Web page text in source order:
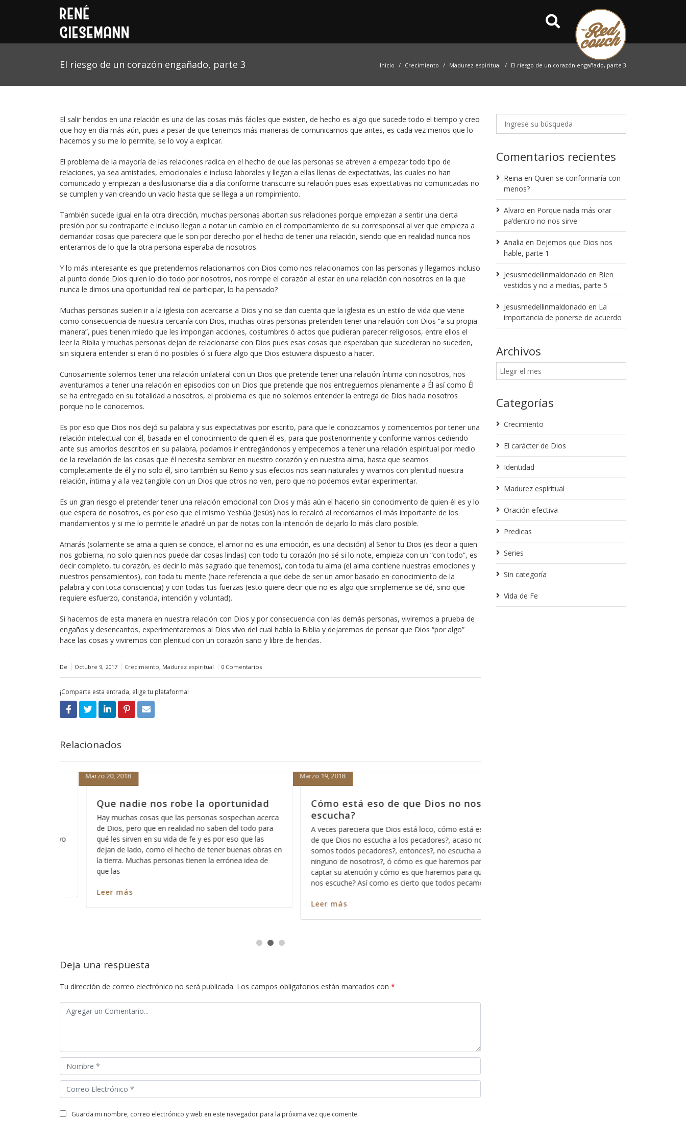
El riesgo de un corazón engañado, parte 3 Inicio Crecimiento Madurez espiritual El riesgo de un corazón engañado, parte 3
El salir heridos en una relación es una de las cosas más fáciles que existen, de hecho es algo que sucede todo el tiempo y creo
que hoy en día más aún, pues a pesar de que tenemos más maneras de comunicarnos que antes, es cada vez menos que lo
hacemos y su me lo permite, se lo voy a explicar.
El problema de la mayoría de las relaciones radica en el hecho de que las personas se atreven a empezar todo tipo de
relaciones, ya sea amistades, emocionales e incluso laborales y llegan a ellas llenas de expectativas, las cuales no han
comunicado y empiezan a desilusionarse día a día conforme transcurre su relación pues esas expectativas no comunicadas no
se cumplen y van creando un vacío hasta que se llega a un rompimiento.
También sucede igual en la otra dirección, muchas personas abortan sus relaciones porque empiezan a sentir una cierta
presión por su contraparte e incluso llegan a notar un cambio en el comportamiento de su corresponsal al ver que empieza a
demandar cosas que pareciera que le son por derecho por el hecho de tener una relación, siendo que en realidad nunca nos
enteramos de lo que la otra persona esperaba de nosotros.
Y lo más interesante es que pretendemos relacionarnos con Dios como nos relacionamos con las personas y llegamos incluso
al punto donde Dios quien lo dio todo por nosotros, nos rompe el corazón al estar en una relación con nosotros en la que
nunca le dimos una oportunidad real de participar, lo ha pensado?
Muchas personas suelen ir a la iglesia con acercarse a Dios y no se dan cuenta que la iglesia es un estilo de vida que viene
como consecuencia de nuestra cercanía con Dios, muchas otras personas pretenden tener una relación con Dios “a su propia
manera”, pues tienen miedo que les impongan acciones, costumbres ó actos que pudieran parecer religiosos, entre ellos el
leer la Biblia y muchas personas dejan de relacionarse con Dios pues esas cosas que esperaban que sucedieran no suceden,
sin siquiera entender si eran ó no posibles ó si fuera algo que Dios estuviera dispuesto a hacer.
Curiosamente solemos tener una relación unilateral con un Dios que pretende tener una relación íntima con nosotros, nos
aventuramos a tener una relación en episodios con un Dios que pretende que nos entreguemos plenamente a Él así como Él
se ha entregado en su totalidad a nosotros, el problema es que no solemos entender la entrega de Dios hacia nosotros
porque no le conocemos.
Es por eso que Dios nos dejó su palabra y sus expectativas por escrito, para que le conozcamos y comencemos por tener una
relación intelectual con él, basada en el conocimiento de quien él es, para que posteriormente y conforme vamos cediendo
ante sus amoríos descritos en su palabra, podamos ir entregándonos y empecemos a tener una relación espiritual por medio
de la revelación de las cosas que él necesita sembrar en nuestro corazón y en nuestra alma, hasta que seamos
completamente de él y no solo él, sino también su Reino y sus efectos nos sean naturales y vivamos con plenitud nuestra
relación, íntima y a la vez tangible con un Dios que otros no ven, pero que no podemos evitar experimentar.
Es un gran riesgo el pretender tener una relación emocional con Dios y más aún el hacerlo sin conocimiento de quien él es y lo
que espera de nosotros, es por eso que el mismo Yeshúa (Jesús) nos lo recalcó al recordarnos el más importante de los
mandamientos y si me lo permite le añadiré un par de notas con la intención de dejarlo lo más claro posible.
Amarás (solamente se ama a quien se conoce, el amor no es una emoción, es una decisión) al Señor tu Dios (es decir a quien
nos gobierna, no solo quien nos puede dar cosas lindas) con todo tu corazón (no sé si lo note, empieza con un “con todo”, es
decir completo, tu corazón, es decir lo más sagrado que tenemos), con toda tu alma (el alma contiene nuestras emociones y
nuestros pensamientos), con toda tu mente (hace referencia a que debe de ser un amor basado en conocimiento de la
palabra y con toca consciencia) y con todas tus fuerzas (esto quiere decir que no es algo que simplemente se dé, sino que
requiere esfuerzo, constancia, intención y voluntad).
Si hacemos de esta manera en nuestra relación con Dios y por consecuencia con las demás personas, viviremos a prueba de
engaños y desencantos, experimentaremos al Dios vivo del cual habla la Biblia y dejaremos de pensar que Dios “por algo”
hace las cosas y viviremos con plenitud con un corazón sano y libre de heridas.
De Octubre 9, 2017 Crecimiento, Madurez espiritual 0 Comentarios
¡Comparte esta entrada, elige tu plataforma!
Relacionados
Cómo está eso de que Dios no nos
escucha?
Marzo 19, 2018
A veces pareciera que Dios está loco, cómo está eso
de que Dios no escucha a los pecadores?, acaso no
somos todos pecadores?, entonces?, no escucha a
ninguno de nosotros?, ó cómo es que haremos para
captar su atención y cómo es que haremos para que
Porque nada más orar pa’dentro no
nos sirve
Febrero 15, 2018
Hace días que reflexiono acerca de la revelación de
Dios pues ese método que Dios usa para mostrarnos
los significados no ocultos sino profundos de la
palabra, entre más nos vamos familiarizando con ella,
más profundo nos permite Dios ver en cada versículo y
en cada pasaja y más claro nos queda cada mensaje y
Leer más
Deja una respuesta
Tu dirección de correo electrónico no será publicada. Los campos obligatorios están marcados con *
guarda mi nombre, correo electrónico y web en este navegador para la próxima vez que comente.
Comentarios recientes
Reina en Quien se conformaría con
menos?
Alvaro en Porque nada más orar
pa’dentro no nos sirve
Analia en Dejemos que Dios nos
hable, parte 1
Jesusmedellinmaldonado en Bien
vestidos y no a medias, parte 5
Jesusmedellinmaldonado en La
importancia de ponerse de acuerdo
Archivos
Categorías
Crecimiento
El carácter de Dios
Identidad
Madurez espiritual
Oración efectiva
Predicas
Series
Sin categoría
Vida de Fe